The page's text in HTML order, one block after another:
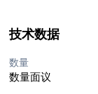
技术数据
数量
数量面议